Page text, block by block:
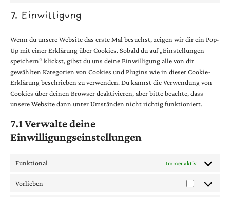
7. Einwilligung
Wenn du unsere Website das erste Mal besuchst, zeigen wir dir ein Pop-
Up mit einer Erklärung über Cookies. Sobald du auf „Einstellungen
speichern“ klickst, gibst du uns deine Einwilligung alle von dir
gewählten Kategorien von Cookies und Plugins wie in dieser Cookie-
Erklärung beschrieben zu verwenden. Du kannst die Verwendung von
Cookies über deinen Browser deaktivieren, aber bitte beachte, dass
unsere Website dann unter Umständen nicht richtig funktioniert.
7.1 Verwalte deine
Einwilligungseinstellungen
Funktional Immer aktiv
Vorlieben